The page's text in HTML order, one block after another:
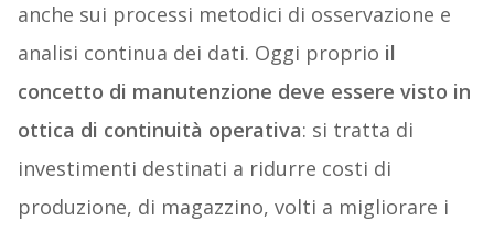
anche sui processi metodici di osservazione e
analisi continua dei dati. Oggi proprio il
concetto di manutenzione deve essere visto in
ottica di continuità operativa: si tratta di
investimenti destinati a ridurre costi di
produzione, di magazzino, volti a migliorare i